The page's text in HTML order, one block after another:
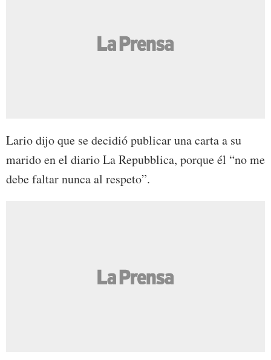
Lario dijo que se decidió publicar una carta a su
marido en el diario La Repubblica, porque él “no me
debe faltar nunca al respeto”.